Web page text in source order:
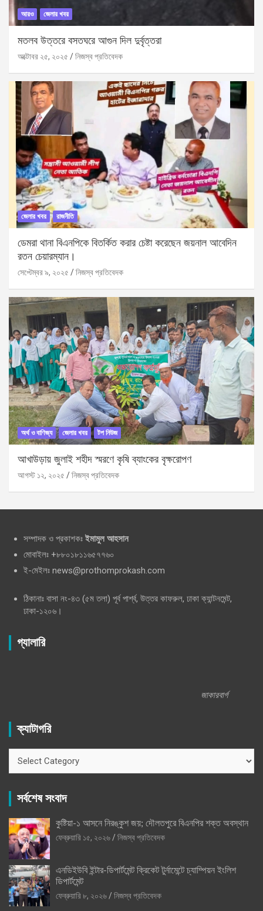
আরও জেলার খবর
মতলব উত্তরে বসতঘরে আগুন দিল দুর্বৃত্তরা
অক্টোবর ২৫, ২০২৫ নিজস্ব প্রতিবেদক
জেলার খবর রাজনীতি
ডেমরা থানা বিএনপিকে বিতর্কিত করার চেষ্টা করেছেন জয়নাল আবেদিন
রতন চেয়ারম্যান।
সেপ্টেম্বর ৯, ২০২৫ নিজস্ব প্রতিবেদক
অর্থ ও বাণিজ্য জেলার খবর টপ নিউজ
আখাউড়ায় জুলাই শহীদ স্মরণে কৃষি ব্যাংকের বৃক্ষরোপণ
আগস্ট ১২, ২০২৫ নিজস্ব প্রতিবেদক
সম্পাদক ও প্রকাশকঃ ইমামুল আহসান
মোবাইলঃ +৮৮০১৮১১৬৫৭৭৬০
ই-মেইলঃ news@prothomprokash.com
ঠিকানাঃ বাসা নং-৪৩ (৫ম তলা) পূর্ব পার্শ্ব, উত্তর কাফরুল, ঢাকা ক্যান্টনমেন্ট,
ঢাকা-১২০৬।
গ্যালারি
জাকারবার্গ
ক্যাটাগরি
সর্বশেষ সংবাদ
কুষ্টিয়া-১ আসনে নিরঙ্কুশ জয়; দৌলতপুরে বিএনপির শক্ত অবস্থান
ফেব্রুয়ারি ১৫, ২০২৬
নিজস্ব প্রতিবেদক
এনডিইউবি ইন্টার-ডিপার্টমেন্ট ক্রিকেট টুর্নামেন্টে চ্যাম্পিয়ন ইংলিশ
ডিপার্টমেন্ট
ফেব্রুয়ারি ৮, ২০২৬
নিজস্ব প্রতিবেদক